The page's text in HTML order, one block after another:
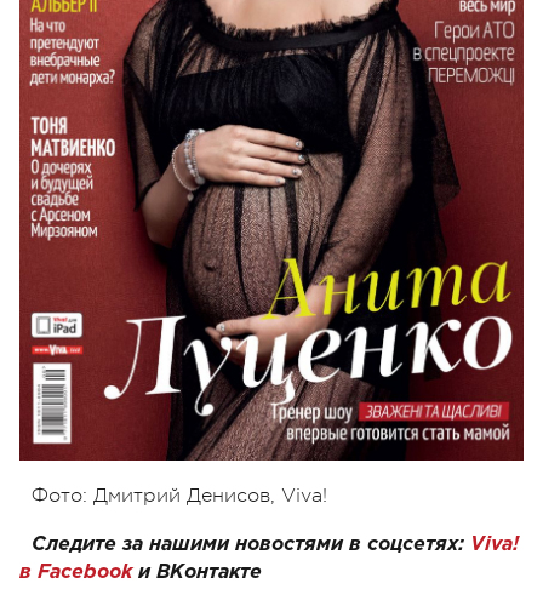
Фото: Дмитрий Денисов, Viva!
Следите за нашими новостями в соцсетях: Viva!
в Facebookи ВКонтакте